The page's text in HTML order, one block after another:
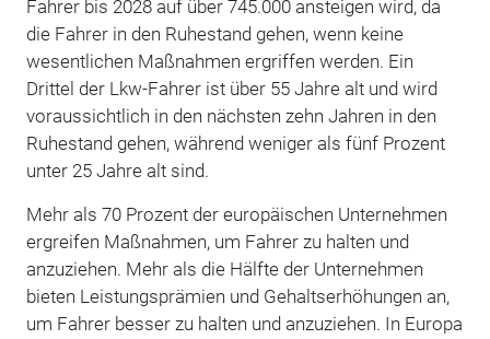
Fahrer bis 2028 auf über 745.000 ansteigen wird, da
die Fahrer in den Ruhestand gehen, wenn keine
wesentlichen Maßnahmen ergriffen werden. Ein
Drittel der Lkw-Fahrer ist über 55 Jahre alt und wird
voraussichtlich in den nächsten zehn Jahren in den
Ruhestand gehen, während weniger als fünf Prozent
unter 25 Jahre alt sind.
Mehr als 70 Prozent der europäischen Unternehmen
ergreifen Maßnahmen, um Fahrer zu halten und
anzuziehen. Mehr als die Hälfte der Unternehmen
bieten Leistungsprämien und Gehaltserhöhungen an,
um Fahrer besser zu halten und anzuziehen. In Europa